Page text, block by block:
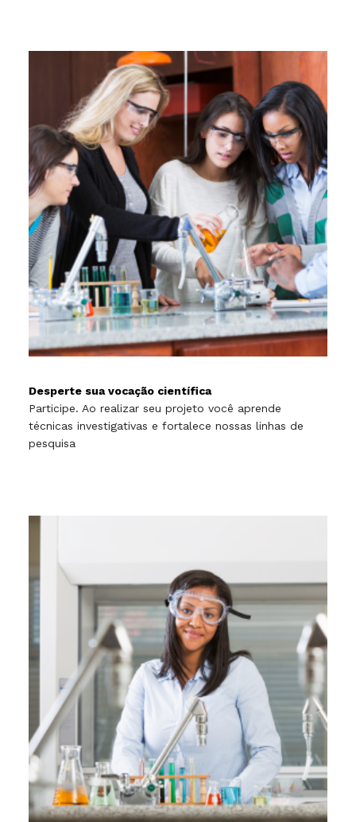
Desperte sua vocação científica
Participe. Ao realizar seu projeto você aprende
técnicas investigativas e fortalece nossas linhas de
pesquisa